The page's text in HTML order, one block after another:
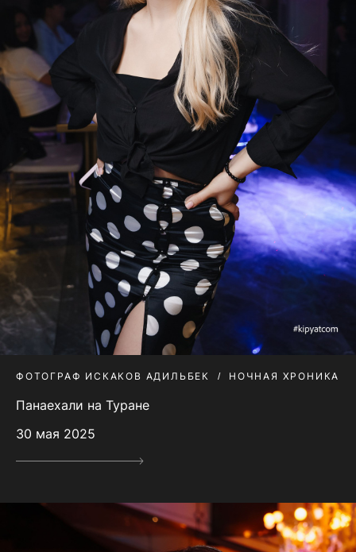
ФОТОГРАФ ИСКАКОВ АДИЛЬБЕК НОЧНАЯ ХРОНИКА
Панаехали на Туране
30 мая 2025